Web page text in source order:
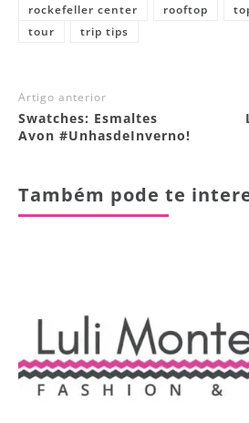
rockefeller center
rooftop
tour
trip tips
Artigo anterior
Swatches: Esmaltes
Avon #UnhasdeInverno!
Também pode te